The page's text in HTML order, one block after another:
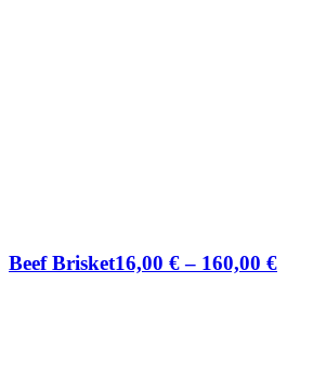
Beef Brisket16,00 €– 160,00 €